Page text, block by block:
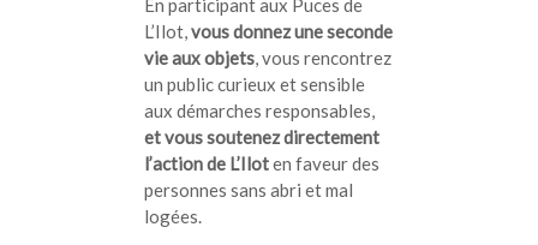
En participant aux Puces de
L’Ilot,vous donnez une seconde
vie aux objets, vous rencontrez
un public curieux et sensible
aux démarches responsables,
et vous soutenez directement
l’action de L’Iloten faveur des
personnes sans abri et mal
logées.